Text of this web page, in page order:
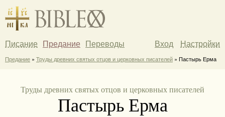
Писание Предание Переводы Вход Настройки
Предание » Труды древних святых отцов и церковных писателей » Пастырь Ерма
Труды древних святых отцов и церковных писателей
Пастырь Ерма